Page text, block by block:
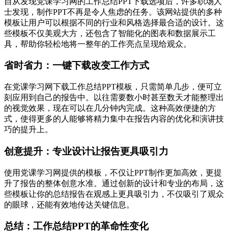
士发现，制作PPT不再是令人焦虑的任务。该网站提供的多种
模板让用户可以根据不同的行业和风格选择最合适的设计。这
些模板不仅美观大方，还包含了智能化的图表和数据展示工
具，帮助你轻松地将一整年的工作亮点呈现给观众。
省时省力：一键下载改变工作方式
在党课学习网下载工作总结PPT模板，只需简单几步，便可立
刻应用到自己的报告中。以往需要数小时甚至数天才能整理出
的视觉效果，现在可以在几分钟内完成。这种高效便捷的方
式，使得更多的人能够将精力集中在报告内容的优化和演讲技
巧的提升上。
创意提升：专业设计让报告更具吸引力
使用党课学习网提供的模板，不仅让PPT制作更加高效，更提
升了报告的整体创意水准。通过创新的设计和专业的布局，这
些模板让你的总结报告在观感上更具吸引力，不仅吸引了观众
的眼球，还能有效地传达关键信息。
总结：工作总结PPT的革命性变化